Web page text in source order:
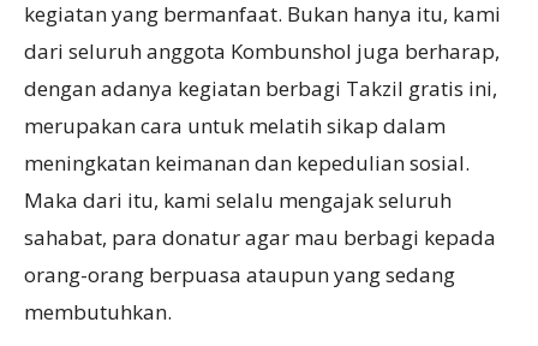
kegiatan yang bermanfaat. Bukan hanya itu, kami
dari seluruh anggota Kombunshol juga berharap,
dengan adanya kegiatan berbagi Takzil gratis ini,
merupakan cara untuk melatih sikap dalam
meningkatan keimanan dan kepedulian sosial.
Maka dari itu, kami selalu mengajak seluruh
sahabat, para donatur agar mau berbagi kepada
orang-orang berpuasa ataupun yang sedang
membutuhkan.